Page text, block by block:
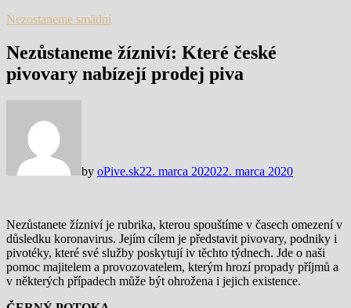
Nezostaneme smädní
Nezůstaneme žízniví: Které české
pivovary nabízejí prodej piva
by oPive.sk22. marca 202022. marca 2020
Nezůstanete žízniví je rubrika, kterou spouštíme v časech omezení v
důsledku koronavirus. Jejím cílem je představit pivovary, podniky i
pivotéky, které své služby poskytují iv těchto týdnech. Jde o naši
pomoc majitelem a provozovatelem, kterým hrozí propady příjmů a
v některých případech může být ohrožena i jejich existence.